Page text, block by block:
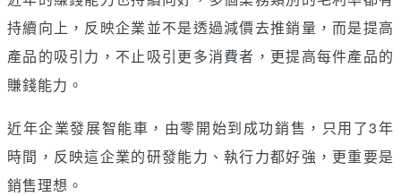
持續向上，反映企業並不是透過減價去推銷量，而是提高
產品的吸引力，不止吸引更多消費者，更提高每件產品的
賺錢能力。
近年企業發展智能車，由零開始到成功銷售，只用了3年
時間，反映這企業的研發能力、執行力都好強，更重要是
銷售理想。